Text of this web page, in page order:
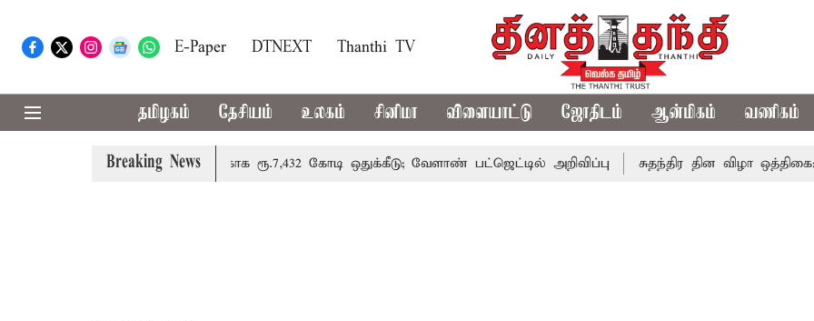
E-Paper DTNEXT Thanthi TV
தமிழகம் தேசியம் உலகம் சினிமா விளையாட்டு ஜோதிடம் ஆன்மிகம் வணிகம்
Breaking News
இலவச மின்சாரத்துக்காக ரூ.7,432 கோடி ஒதுக்கீடு; வேளாண் பட்ஜெட்டில் அறிவிப்பு சுதந்திர தின விழா ஒத்திகை: